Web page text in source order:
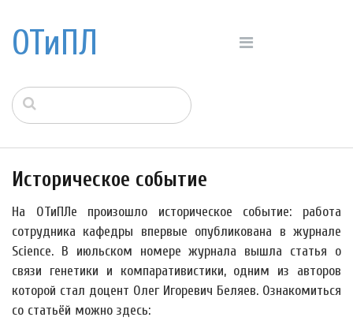
ОТиПЛ
Историческое событие
На ОТиПЛе произошло историческое событие: работа
сотрудника кафедры впервые опубликована в журнале
Science. В июльском номере журнала вышла статья о
связи генетики и компаративистики, одним из авторов
которой стал доцент Олег Игоревич Беляев. Ознакомиться
со статьёй можно здесь: